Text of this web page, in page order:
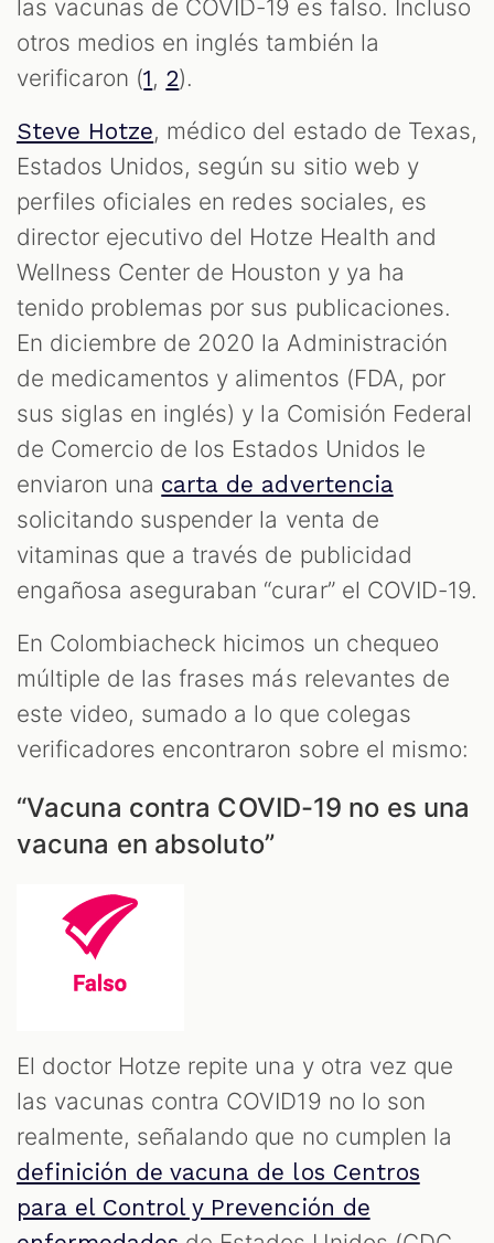
las vacunas de COVID-19 es falso. Incluso
otros medios en inglés también la
verificaron (1, 2).
Steve Hotze, médico del estado de Texas,
Estados Unidos, según su sitio web y
perfiles oficiales en redes sociales, es
director ejecutivo del Hotze Health and
Wellness Center de Houston y ya ha
tenido problemas por sus publicaciones.
En diciembre de 2020 la Administración
de medicamentos y alimentos (FDA, por
sus siglas en inglés) y la Comisión Federal
de Comercio de los Estados Unidos le
enviaron una carta de advertencia
solicitando suspender la venta de
vitaminas que a través de publicidad
engañosa aseguraban “curar” el COVID-19.
En Colombiacheck hicimos un chequeo
múltiple de las frases más relevantes de
este video, sumado a lo que colegas
verificadores encontraron sobre el mismo:
“Vacuna contra COVID-19 no es una
vacuna en absoluto”
El doctor Hotze repite una y otra vez que
las vacunas contra COVID19 no lo son
realmente, señalando que no cumplen la
definición de vacuna de los Centros
para el Control y Prevención de